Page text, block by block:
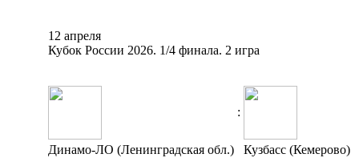
12 апреля
Кубок России 2026. 1/4 финала. 2 игра
:
Динамо-ЛО (Ленинградская обл.) Кузбасс (Кемерово)